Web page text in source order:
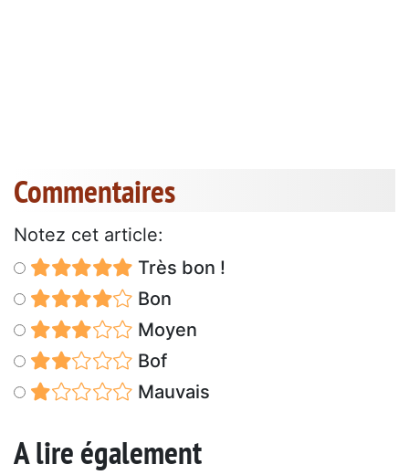
Commentaires
Notez cet article:
Très bon !
Bon
Moyen
Bof
Mauvais
A lire également